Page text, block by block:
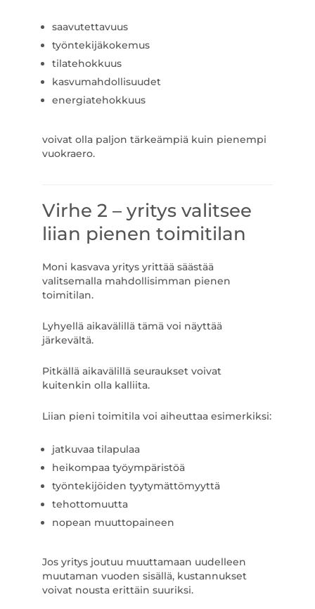
saavutettavuus
työntekijäkokemus
tilatehokkuus
kasvumahdollisuudet
energiatehokkuus
voivat olla paljon tärkeämpiä kuin pienempi
vuokraero.
Virhe 2 – yritys valitsee
liian pienen toimitilan
Moni kasvava yritys yrittää säästää
valitsemalla mahdollisimman pienen
toimitilan.
Lyhyellä aikavälillä tämä voi näyttää
järkevältä.
Pitkällä aikavälillä seuraukset voivat
kuitenkin olla kalliita.
Liian pieni toimitila voi aiheuttaa esimerkiksi:
jatkuvaa tilapulaa
heikompaa työympäristöä
työntekijöiden tyytymättömyyttä
tehottomuutta
nopean muuttopaineen
Jos yritys joutuu muuttamaan uudelleen
muutaman vuoden sisällä, kustannukset
voivat nousta erittäin suuriksi.